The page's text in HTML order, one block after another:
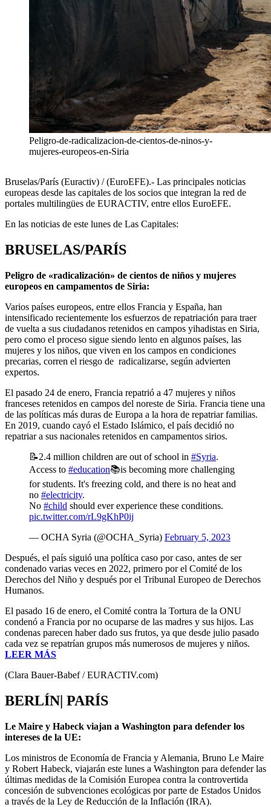
Peligro-de-radicalizacion-de-cientos-de-ninos-y-
mujeres-europeos-en-Siria
Bruselas/París (Euractiv) / (EuroEFE).- Las principales noticias
europeas desde las capitales de los socios que integran la red de
portales multilingües de EURACTIV, entre ellos EuroEFE.
En las noticias de este lunes de Las Capitales:
BRUSELAS/PARÍS
Peligro de «radicalización» de cientos de niños y mujeres
europeos en campamentos de Siria:
Varios países europeos, entre ellos Francia y España, han
intensificado recientemente los esfuerzos de repatriación para traer
de vuelta a sus ciudadanos retenidos en campos yihadistas en Siria,
pero como el proceso sigue siendo lento en algunos países, las
mujeres y los niños, que viven en los campos en condiciones
precarias, corren el riesgo de radicalizarse, según advierten
expertos.
El pasado 24 de enero, Francia repatrió a 47 mujeres y niños
franceses retenidos en campos del noreste de Siria. Francia tiene una
de las políticas más duras de Europa a la hora de repatriar familias.
En 2019, cuando cayó el Estado Islámico, el país decidió no
repatriar a sus nacionales retenidos en campamentos sirios.
📝2.4 million children are out of school in #Syria.
Access to #education📚is becoming more challenging
for students. It's freezing cold, and there is no heat and
no #electricity.
No #child should ever experience these conditions.
pic.twitter.com/rL9gKhP0ij
— OCHA Syria (@OCHA_Syria) February 5, 2023
Después, el país siguió una política caso por caso, antes de ser
condenado varias veces en 2022, primero por el Comité de los
Derechos del Niño y después por el Tribunal Europeo de Derechos
Humanos.
El pasado 16 de enero, el Comité contra la Tortura de la ONU
condenó a Francia por no ocuparse de las madres y sus hijos. Las
condenas parecen haber dado sus frutos, ya que desde julio pasado
cada vez se repatrían grupos más numerosos de mujeres y niños.
LEER MÁS
(Clara Bauer-Babef / EURACTIV.com)
BERLÍN| PARÍS
Le Maire y Habeck viajan a Washington para defender los
intereses de la UE:
Los ministros de Economía de Francia y Alemania, Bruno Le Maire
y Robert Habeck, viajarán este lunes a Washington para defender las
últimas medidas de la Comisión Europea contra la controvertida
concesión de subvenciones ecológicas por parte de Estados Unidos
a través de la Ley de Reducción de la Inflación (IRA).